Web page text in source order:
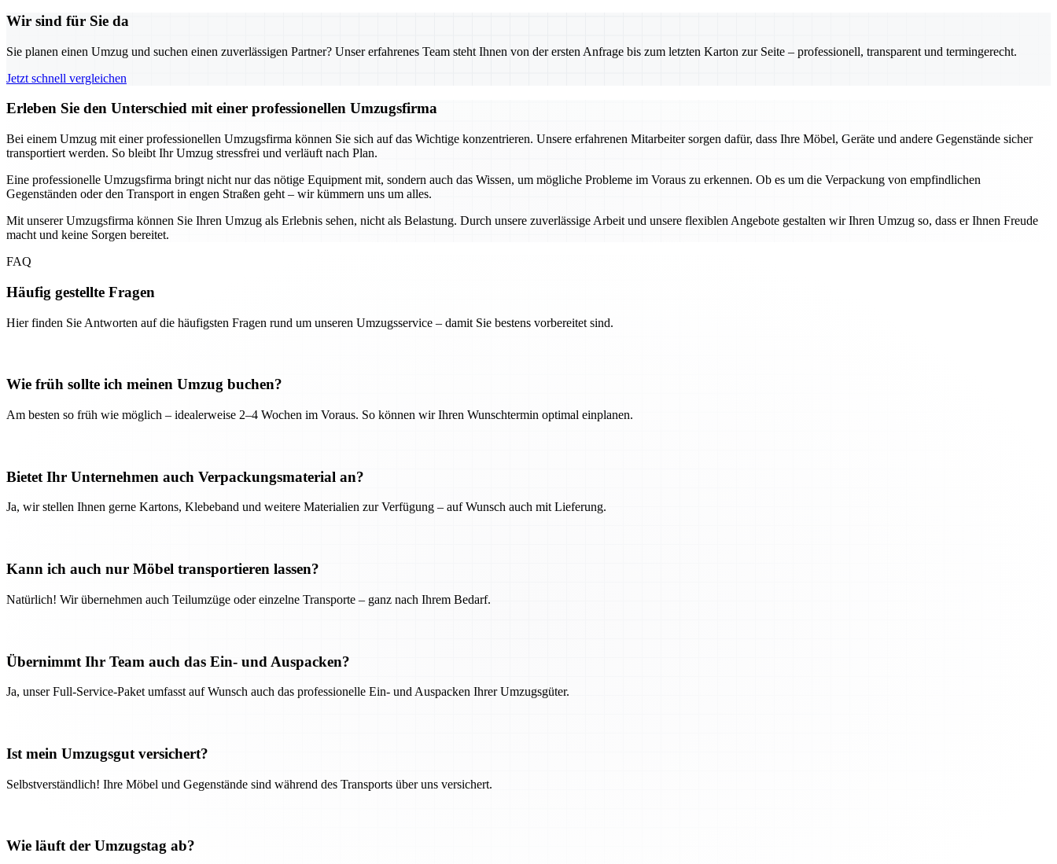
Wir sind für Sie da
Sie planen einen Umzug und suchen einen zuverlässigen Partner? Unser erfahrenes Team steht Ihnen von der ersten Anfrage bis zum letzten Karton zur Seite – professionell, transparent und termingerecht.
Jetzt schnell vergleichen
Erleben Sie den Unterschied mit einer professionellen Umzugsfirma
Bei einem Umzug mit einer professionellen Umzugsfirma können Sie sich auf das Wichtige konzentrieren. Unsere erfahrenen Mitarbeiter sorgen dafür, dass Ihre Möbel, Geräte und andere Gegenstände sicher
transportiert werden. So bleibt Ihr Umzug stressfrei und verläuft nach Plan.
Eine professionelle Umzugsfirma bringt nicht nur das nötige Equipment mit, sondern auch das Wissen, um mögliche Probleme im Voraus zu erkennen. Ob es um die Verpackung von empfindlichen
Gegenständen oder den Transport in engen Straßen geht – wir kümmern uns um alles.
Mit unserer Umzugsfirma können Sie Ihren Umzug als Erlebnis sehen, nicht als Belastung. Durch unsere zuverlässige Arbeit und unsere flexiblen Angebote gestalten wir Ihren Umzug so, dass er Ihnen Freude
macht und keine Sorgen bereitet.
FAQ
Häufig gestellte Fragen
Hier finden Sie Antworten auf die häufigsten Fragen rund um unseren Umzugsservice – damit Sie bestens vorbereitet sind.
Wie früh sollte ich meinen Umzug buchen?
Am besten so früh wie möglich – idealerweise 2–4 Wochen im Voraus. So können wir Ihren Wunschtermin optimal einplanen.
Bietet Ihr Unternehmen auch Verpackungsmaterial an?
Ja, wir stellen Ihnen gerne Kartons, Klebeband und weitere Materialien zur Verfügung – auf Wunsch auch mit Lieferung.
Kann ich auch nur Möbel transportieren lassen?
Natürlich! Wir übernehmen auch Teilumzüge oder einzelne Transporte – ganz nach Ihrem Bedarf.
Übernimmt Ihr Team auch das Ein- und Auspacken?
Ja, unser Full-Service-Paket umfasst auf Wunsch auch das professionelle Ein- und Auspacken Ihrer Umzugsgüter.
Ist mein Umzugsgut versichert?
Selbstverständlich! Ihre Möbel und Gegenstände sind während des Transports über uns versichert.
Wie läuft der Umzugstag ab?